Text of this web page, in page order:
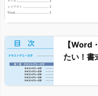
【Word
たい！書